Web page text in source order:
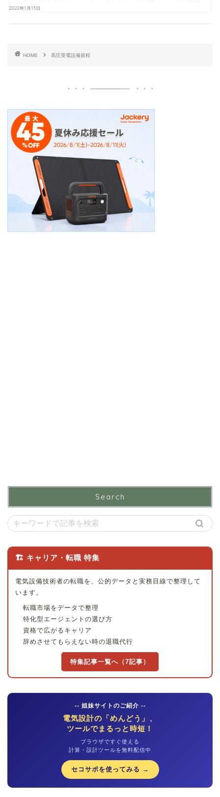
2022年1月13日
HOME 高圧受電設備規程
Search
🏗 キャリア・転職 特集
電気設備技術者の転職を、公的データと実務目線で整理して
います。
転職市場をデータで整理
特化型エージェントの選び方
資格で広がるキャリア
辞めさせてもらえない時の退職代行
特集記事一覧へ（7記事）
-- 姐妹サイトのご紹介 --
電気設計の「めんどう」、
ツールでまるっと時短！
ブラウザですぐ使える
計算・設計ツールを無料配信中
セコサポを使ってみる →